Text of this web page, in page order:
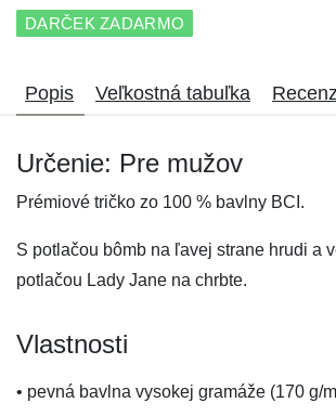
DARČEK ZADARMO
Popis Veľkostná tabuľka
Určenie: Pre mužov
Prémiové tričko zo 100 % bavlny BCI.
S potlačou bômb na ľavej strane hrudi a
potlačou Lady Jane na chrbte.
Vlastnosti
• pevná bavlna vysokej gramáže (170 g/